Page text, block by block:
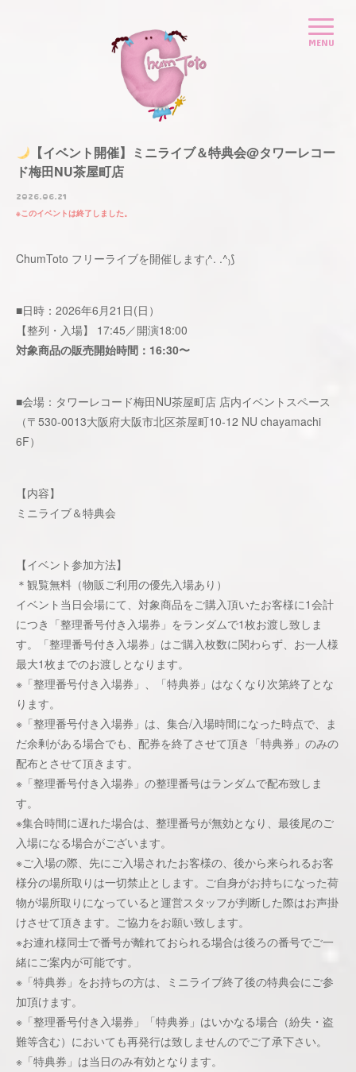
【イベント開催】ミニライブ＆特典会@タワーレコー
ド梅田NU茶屋町店
2026.06.21
このイベントは終了しました。
ChumToto フリーライブを開催します₍^. .^₎⟆
■日時：2026年6月21日(日）
【整列・入場】 17:45／開演18:00
対象商品の販売開始時間：16:30〜
■会場：タワーレコード梅田NU茶屋町店 店内イベントスペース
（〒530-0013大阪府大阪市北区茶屋町10-12 NU chayamachi
6F）
【内容】
ミニライブ＆特典会
【イベント参加方法】
＊観覧無料（物販ご利用の優先入場あり）
イベント当日会場にて、対象商品をご購入頂いたお客様に1会計
につき「整理番号付き入場券」をランダムで1枚お渡し致しま
す。「整理番号付き入場券」はご購入枚数に関わらず、お一人様
最大1枚までのお渡しとなります。
※「整理番号付き入場券」、「特典券」はなくなり次第終了とな
ります。
※「整理番号付き入場券」は、集合/入場時間になった時点で、ま
だ余剰がある場合でも、配券を終了させて頂き「特典券」のみの
配布とさせて頂きます。
※「整理番号付き入場券」の整理番号はランダムで配布致しま
す。
※集合時間に遅れた場合は、整理番号が無効となり、最後尾のご
入場になる場合がございます。
※ご入場の際、先にご入場されたお客様の、後から来られるお客
様分の場所取りは一切禁止とします。ご自身がお持ちになった荷
物が場所取りになっていると運営スタッフが判断した際はお声掛
けさせて頂きます。ご協力をお願い致します。
※お連れ様同士で番号が離れておられる場合は後ろの番号でご一
緒にご案内が可能です。
※「特典券」をお持ちの方は、ミニライブ終了後の特典会にご参
加頂けます。
※「整理番号付き入場券」「特典券」はいかなる場合（紛失・盗
難等含む）においても再発行は致しませんのでご了承下さい。
※「特典券」は当日のみ有効となります。